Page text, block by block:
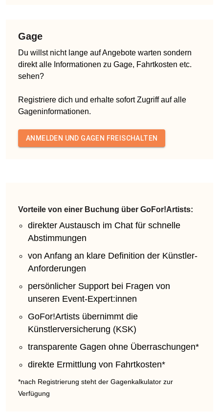
Gage
Du willst nicht lange auf Angebote warten sondern
direkt alle Informationen zu Gage, Fahrtkosten etc.
sehen?
Registriere dich und erhalte sofort Zugriff auf alle
Gageninformationen.
ANMELDEN UND GAGEN FREISCHALTEN
Vorteile von einer Buchung über GoFor!Artists:
direkter Austausch im Chat für schnelle
Abstimmungen
von Anfang an klare Definition der Künstler-
Anforderungen
persönlicher Support bei Fragen von
unseren Event-Expert:innen
GoFor!Artists übernimmt die
Künstlerversicherung (KSK)
transparente Gagen ohne Überraschungen*
direkte Ermittlung von Fahrtkosten*
*nach Registrierung steht der Gagenkalkulator zur
Verfügung